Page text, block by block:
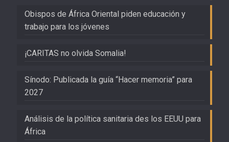
Obispos de África Oriental piden educación y
trabajo para los jóvenes
¡CARITAS no olvida Somalia!
Sínodo: Publicada la guía “Hacer memoria” para
2027
Análisis de la política sanitaria des los EEUU para
África